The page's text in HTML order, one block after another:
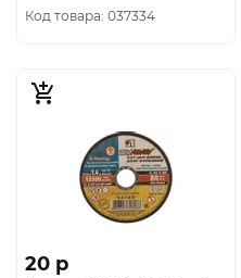
Код товара: 037334
20 p